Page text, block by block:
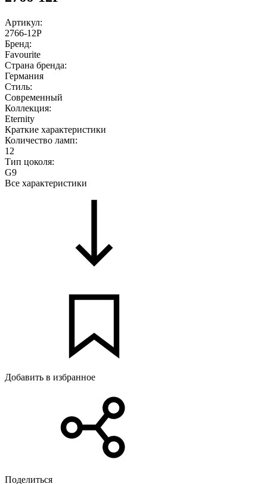
Артикул:
2766-12P
Бренд:
Favourite
Страна бренда:
Германия
Стиль:
Современный
Коллекция:
Eternity
Краткие характеристики
Количество ламп:
12
Тип цоколя:
G9
Все характеристики
Добавить в избранное
Поделиться